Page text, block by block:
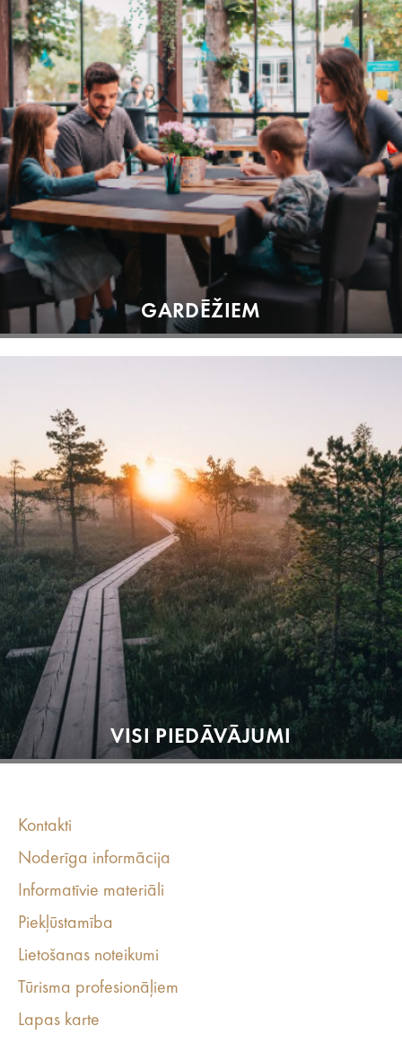
GARDĒŽIEM
VISI PIEDĀVĀJUMI
Kontakti
Noderīga informācija
Informatīvie materiāli
Piekļūstamība
Lietošanas noteikumi
Tūrisma profesionāļiem
Lapas karte